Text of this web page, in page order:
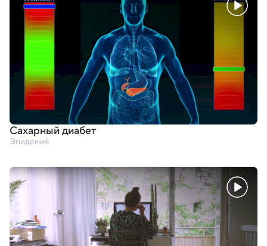
Сахарный диабет
Эпидемия